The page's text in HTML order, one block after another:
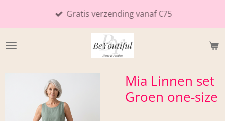
de
Gratis verzending vanaf €75
Mia Linnen set
Groen one-size